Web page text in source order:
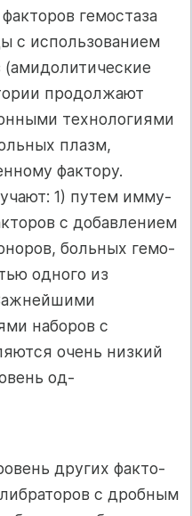
гемостаза
с использованием
(амидолитические
продолжают
технологиями
плазм,
фактору.
1) путем имму-
с добавлением
больных гемо­
одного из
наборов с
очень низкий
од-
других факто­
с дробным